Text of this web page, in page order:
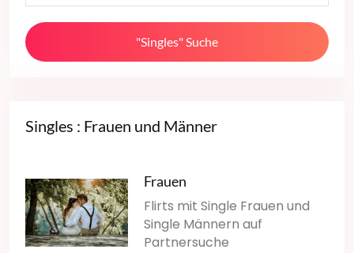
"Singles" Suche
Singles : Frauen und Männer
Frauen
Flirts mit Single Frauen und
Single Männern auf
Partnersuche